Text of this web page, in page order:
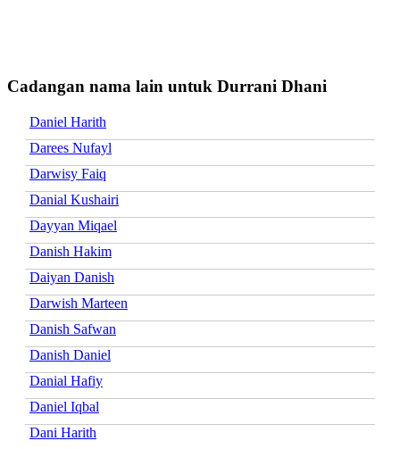
Cadangan nama lain untuk Durrani Dhani
Daniel Harith
Darees Nufayl
Darwisy Faiq
Danial Kushairi
Dayyan Miqael
Danish Hakim
Daiyan Danish
Darwish Marteen
Danish Safwan
Danish Daniel
Danial Hafiy
Daniel Iqbal
Dani Harith